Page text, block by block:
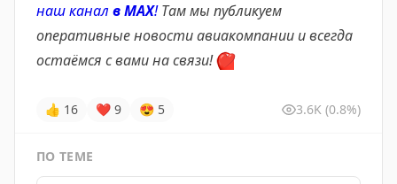
наш канал в МАХ!Там мы публикуем
оперативные новости авиакомпании и всегда
остаёмся с вами на связи!❤️
👍 16 ❤ 9 😍 5 3.6K (0.8%)
ПО ТЕМЕ